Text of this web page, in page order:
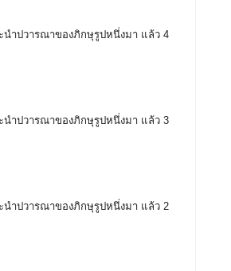
ำปวารณาของภิกษุรูปหนึ่งมา แล้ว 4
ำปวารณาของภิกษุรูปหนึ่งมา แล้ว 3
ำปวารณาของภิกษุรูปหนึ่งมา แล้ว 2